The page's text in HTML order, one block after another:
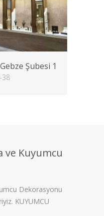
Şubesi 1
38
ve Kuyumcu
Dekorasyonu
KUYUMCU